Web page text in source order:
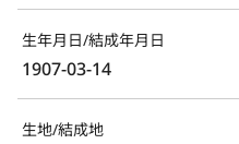
生年月日/結成年月日
1907-03-14
生地/結成地